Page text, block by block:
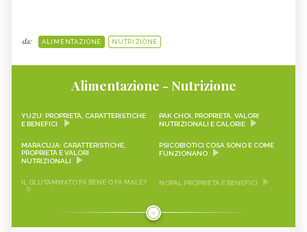
da: ALIMENTAZIONE NUTRIZIONE
Alimentazione - Nutrizione
YUZU: PROPRIETÀ, CARATTERISTICHE
E BENEFICI
PAK CHOI, PROPRIETÀ, VALORI
NUTRIZIONALI E CALORIE
MARACUJA: CARATTERISTICHE,
PROPRIETÀ E VALORI
NUTRIZIONALI
PSICOBIOTICI COSA SONO E COME
FUNZIONANO
IL GLUTAMMATO FA BENE O FA MALE? NOPAL PROPRIETÀ E BENEFICI
FRAGOLINE DI BOSCO
RICETTE
CRAUTI, PROPRIETÀ, VALORI
NUTRIZIONALI E RICETTE